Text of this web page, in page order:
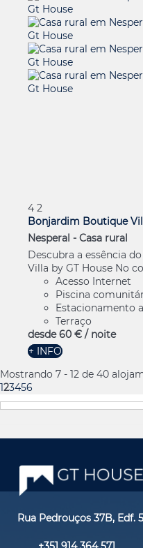
4 2
Bonjardim Boutique
Nesperal - Casa rural
Descubra a essência
Villa by GT House No
Acesso Internet
Piscina
Estacionamento
Terraço
desde 60 € / noite
+ INFO
Mostrando 7 - 12 de 40
123456
Rua Pedrouços 37B, Edf.